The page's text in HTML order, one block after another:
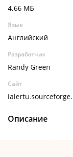
4.66 МБ
Язык
Английский
Разработчик
Randy Green
Сайт
Описание